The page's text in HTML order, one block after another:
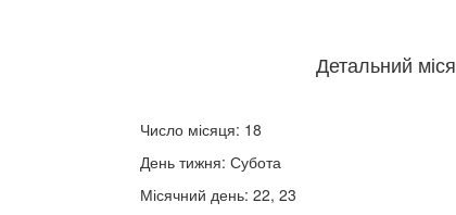
Детальний
Число місяця: 18
День тижня: Субота
Місячний день: 22, 23